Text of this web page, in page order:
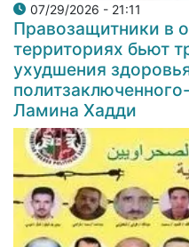
07/29/2026 - 21:11
Правозащитники в
территориях бьют
ухудшения
Ламина Хадди